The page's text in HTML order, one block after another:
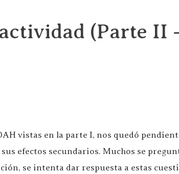
(Parte II
vistas en la parte I, nos quedó
efectos secundarios. Muchos se
se intenta dar respuesta a estas